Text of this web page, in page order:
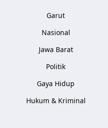
Garut
Nasional
Jawa Barat
Politik
Gaya Hidup
Hukum & Kriminal